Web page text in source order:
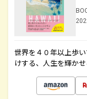
世界を４０年以上歩
けする、人生を輝か